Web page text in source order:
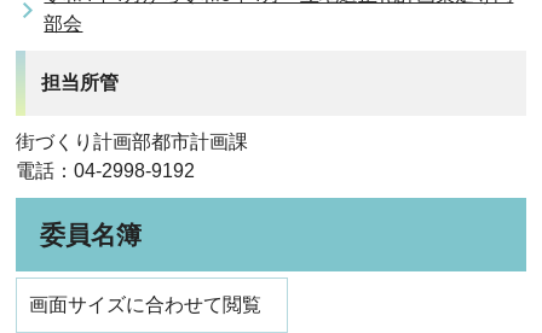
部会
担当所管
街づくり計画部都市計画課
電話：04-2998-9192
委員名簿
画面サイズに合わせて閲覧